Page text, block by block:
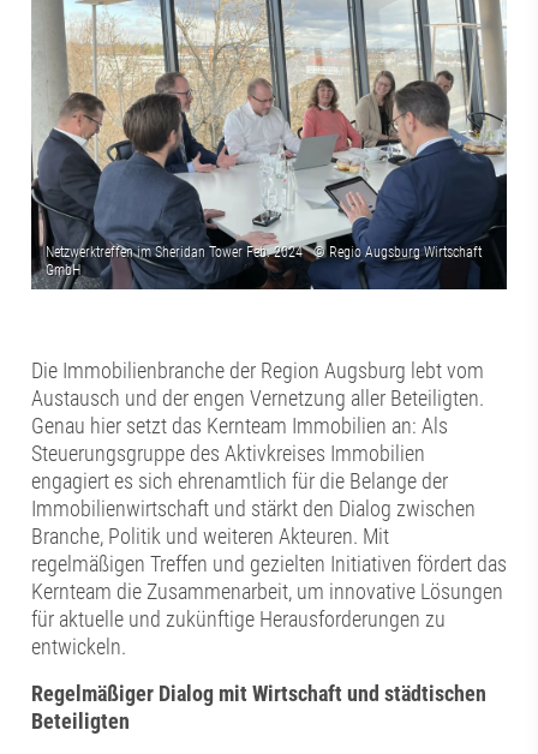
Die Immobilienbranche der Region Augsburg lebt vom
Austausch und der engen Vernetzung aller Beteiligten.
Genau hier setzt das Kernteam Immobilien an: Als
Steuerungsgruppe des Aktivkreises Immobilien
engagiert es sich ehrenamtlich für die Belange der
Immobilienwirtschaft und stärkt den Dialog zwischen
Branche, Politik und weiteren Akteuren. Mit
regelmäßigen Treffen und gezielten Initiativen fördert das
Kernteam die Zusammenarbeit, um innovative Lösungen
für aktuelle und zukünftige Herausforderungen zu
entwickeln.
Regelmäßiger Dialog mit Wirtschaft und städtischen
Beteiligten